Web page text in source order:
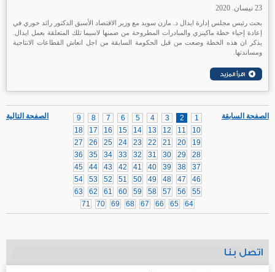
23 نيسان. 2020
بحث رئيس مجلس إدارة ايدال د. مازن سويد مع وزير الاقتصاد الأسبق الدكتور رائد خوري في
إعادة إحياء خطة ماكينزي والمبادرات المطروحة من ضمنها لاسيما تلك المتعلقة بعمل ايدال.
يذكر ان هذه الخطة وضعت من قبل الحكومة السابقة من اجل انعاش القطاعات الانتاجية
ومساندتها.
الصفحة التالية 1
2
3
4
5
6
7
8
9
10
11
12
13
14
15
16
17
18
19
20
21
22
23
24
25
26
27
28
29
30
31
32
33
34
35
36
37
38
39
40
41
42
43
44
45
46
47
48
49
50
51
52
53
54
55
56
57
58
59
60
61
62
63
64
65
66
67
68
69
70
71
الصفحة السابقة
اتصل بنا